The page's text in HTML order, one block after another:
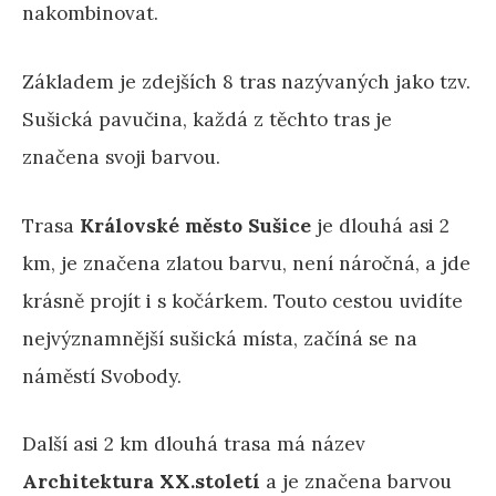
nakombinovat.
Základem je zdejších 8 tras nazývaných jako tzv.
Sušická pavučina, každá z těchto tras je
značena svoji barvou.
Trasa Královské město Sušice je dlouhá asi 2
km, je značena zlatou barvu, není náročná, a jde
krásně projít i s kočárkem. Touto cestou uvidíte
nejvýznamnější sušická místa, začíná se na
náměstí Svobody.
Další asi 2 km dlouhá trasa má název
Architektura XX.století a je značena barvou